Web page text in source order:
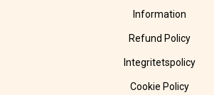
Information
Refund Policy
Integritetspolicy
Cookie Policy